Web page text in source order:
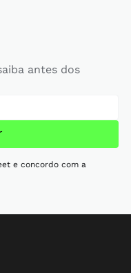
antes dos
e concordo com a